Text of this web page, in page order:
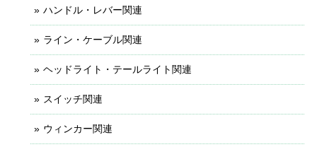
ハンドル・レバー関連
ライン・ケーブル関連
ヘッドライト・テールライト関連
スイッチ関連
ウィンカー関連